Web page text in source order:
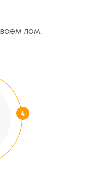
лом.